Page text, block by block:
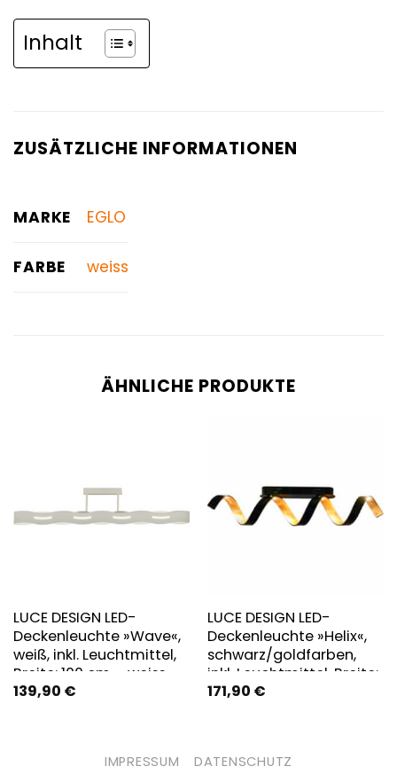
Inhalt
ZUSÄTZLICHE INFORMATIONEN
MARKE EGLO
FARBE weiss
ÄHNLICHE PRODUKTE
LUCE DESIGN LED-
Deckenleuchte »Wave«,
weiß, inkl. Leuchtmittel,
Breite: 100 cm – weiss
139,90 €
LUCE DESIGN LED-
Deckenleuchte »Helix«,
schwarz/goldfarben,
inkl. Leuchtmittel, Breite:
80 cm
171,90 €
IMPRESSUM DATENSCHUTZ